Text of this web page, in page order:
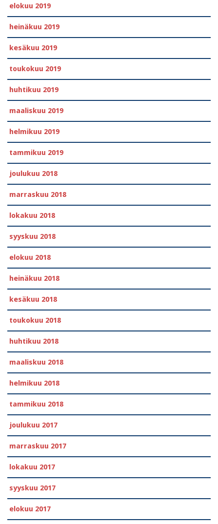
elokuu 2019
heinäkuu 2019
kesäkuu 2019
toukokuu 2019
huhtikuu 2019
maaliskuu 2019
helmikuu 2019
tammikuu 2019
joulukuu 2018
marraskuu 2018
lokakuu 2018
syyskuu 2018
elokuu 2018
heinäkuu 2018
kesäkuu 2018
toukokuu 2018
huhtikuu 2018
maaliskuu 2018
helmikuu 2018
tammikuu 2018
joulukuu 2017
marraskuu 2017
lokakuu 2017
syyskuu 2017
elokuu 2017